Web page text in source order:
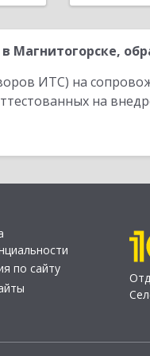
ИТС) на
на
по сайту